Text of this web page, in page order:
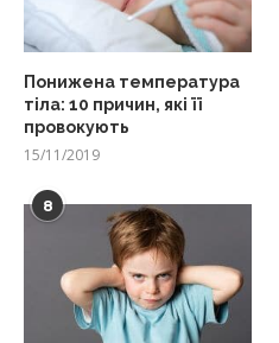
Понижена температура
тіла: 10 причин, які її
провокують
15/11/2019
8